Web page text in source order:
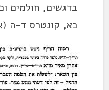
בדגשים, חולמים
כא, קונטרס ד-ה